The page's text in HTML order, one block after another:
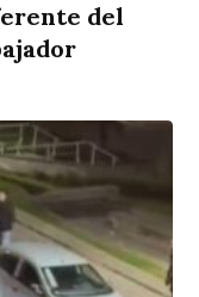
del